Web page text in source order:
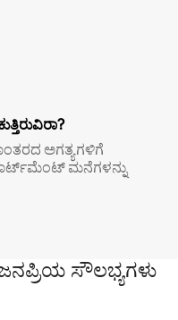
ಅಗತ್ಯಗಳಿಗೆ
ಮನೆಗಳನ್ನು
ಸೌಲಭ್ಯಗಳು